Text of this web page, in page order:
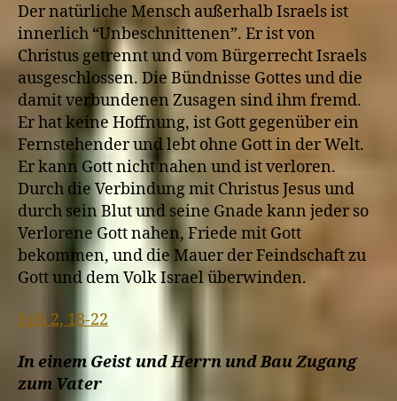
Der natürliche Mensch außerhalb Israels ist
innerlich “Unbeschnittenen”. Er ist von
Christus getrennt und vom Bürgerrecht Israels
ausgeschlossen. Die Bündnisse Gottes und die
damit verbundenen Zusagen sind ihm fremd.
Er hat keine Hoffnung, ist Gott gegenüber ein
Fernstehender und lebt ohne Gott in der Welt.
Er kann Gott nicht nahen und ist verloren.
Durch die Verbindung mit Christus Jesus und
durch sein Blut und seine Gnade kann jeder so
Verlorene Gott nahen, Friede mit Gott
bekommen, und die Mauer der Feindschaft zu
Gott und dem Volk Israel überwinden.
Eph 2, 18-22
In einem Geist und Herrn und Bau Zugang
zum Vater